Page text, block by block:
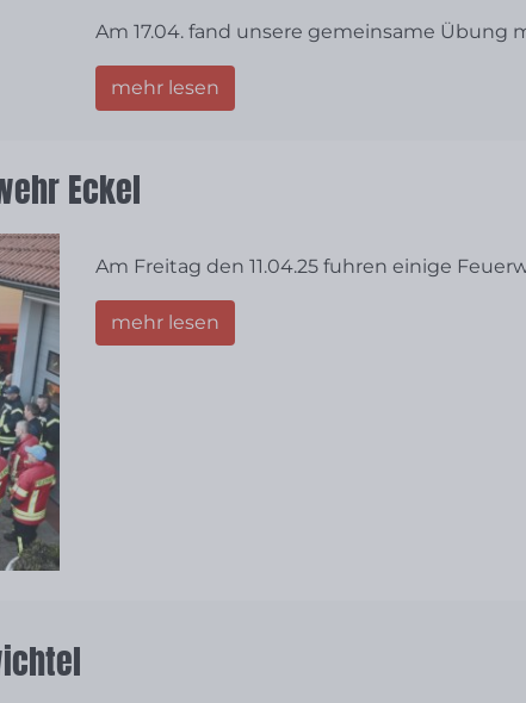
Am 17.04. fand unsere gemeinsame Übung
mehr lesen
Eckel
Am Freitag den 11.04.25 fuhren einige
mehr lesen